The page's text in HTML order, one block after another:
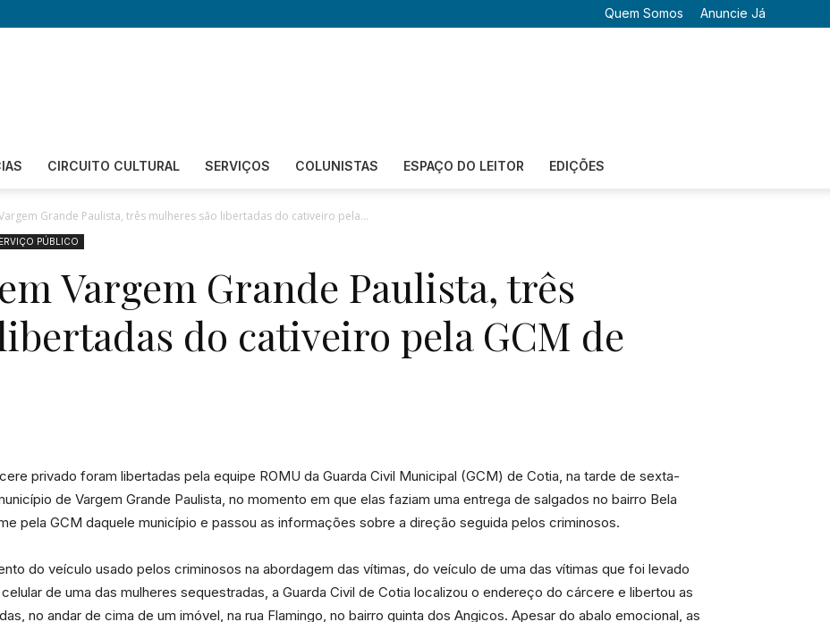
Quem Somos Anuncie Já
CIRCUITO CULTURAL SERVIÇOS COLUNISTAS ESPAÇO DO LEITOR EDIÇÕES
Grande Paulista, três mulheres são libertadas do cativeiro pela...
PÚBLICO
Vargem Grande Paulista, três
do cativeiro pela GCM de
privado foram libertadas pela equipe ROMU da Guarda Civil Municipal (GCM) de Cotia, na tarde de sexta-
de Vargem Grande Paulista, no momento em que elas faziam uma entrega de salgados no bairro Bela
pela GCM daquele município e passou as informações sobre a direção seguida pelos criminosos.
do veículo usado pelos criminosos na abordagem das vítimas, do veículo de uma das vítimas que foi levado
de uma das mulheres sequestradas, a Guarda Civil de Cotia localizou o endereço do cárcere e libertou as
no andar de cima de um imóvel, na rua Flamingo, no bairro quinta dos Angicos. Apesar do abalo emocional, as